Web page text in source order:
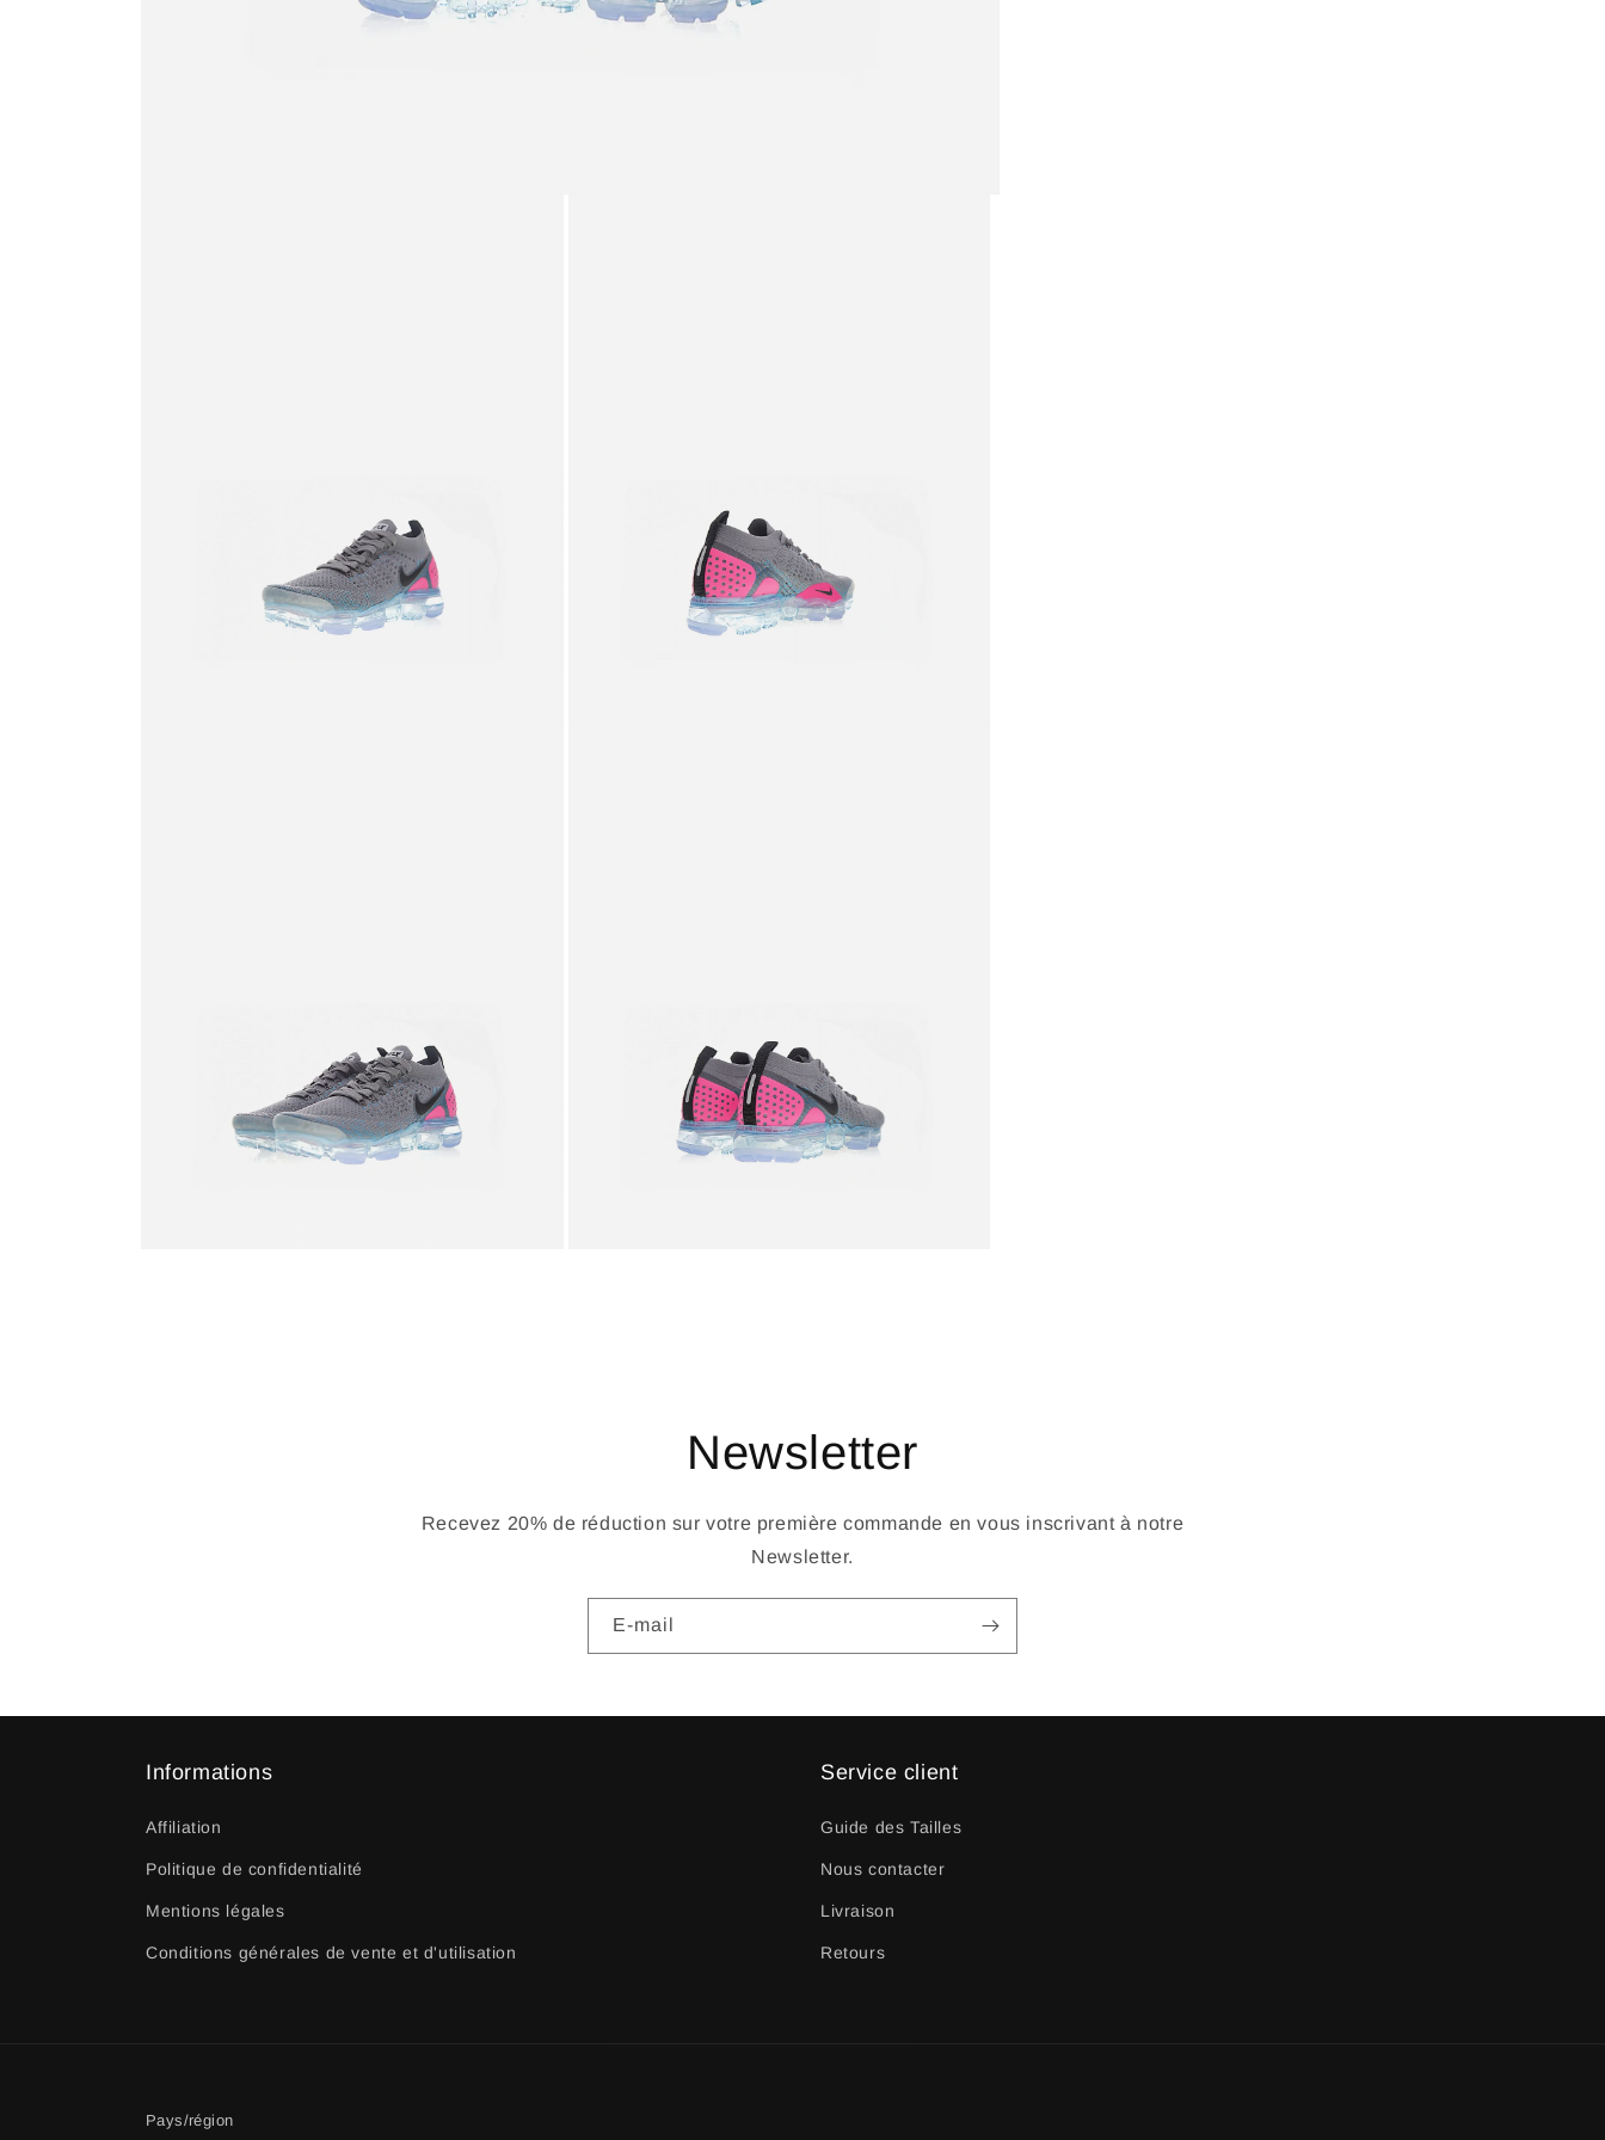
Newsletter
Recevez 20% de réduction sur votre première commande en vous inscrivant à notre
Newsletter.
E-mail
Informations
Affiliation
Politique de confidentialité
Mentions légales
Conditions générales de vente et d'utilisation
Service client
Guide des Tailles
Nous contacter
Livraison
Retours
Pays/région